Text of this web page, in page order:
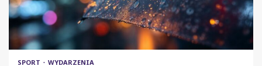
SPORT WYDARZENIA